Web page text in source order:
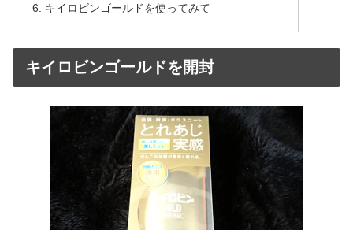
キイロビンゴールドを使ってみて
キイロビンゴールドを開封